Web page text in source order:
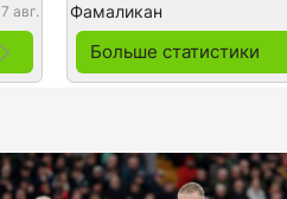
7 авг. Фамаликан
Больше статистики